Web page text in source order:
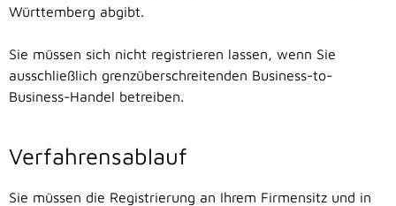
Württemberg abgibt.
Sie müssen sich nicht registrieren lassen, wenn Sie
ausschließlich grenzüberschreitenden Business-to-
Business-Handel betreiben.
Verfahrensablauf
Sie müssen die Registrierung an Ihrem Firmensitz und in